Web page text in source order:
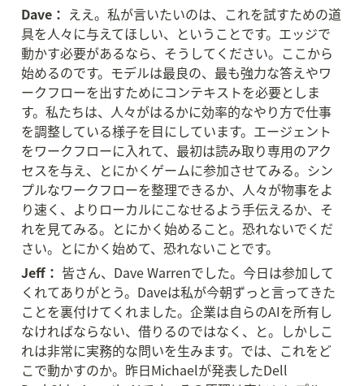
Dave： ええ。私が言いたいのは、これを試すための道
具を人々に与えてほしい、ということです。エッジで
動かす必要があるなら、そうしてください。ここから
始めるのです。モデルは最良の、最も強力な答えやワ
ークフローを出すためにコンテキストを必要としま
す。私たちは、人々がはるかに効率的なやり方で仕事
を調整している様子を目にしています。エージェント
をワークフローに入れて、最初は読み取り専用のアク
セスを与え、とにかくゲームに参加させてみる。シン
プルなワークフローを整理できるか、人々が物事をよ
り速く、よりローカルにこなせるよう手伝えるか、そ
れを見てみる。とにかく始めること。恐れないでくだ
さい。とにかく始めて、恐れないことです。
Jeff： 皆さん、Dave Warrenでした。今日は参加して
くれてありがとう。Daveは私が今朝ずっと言ってきた
ことを裏付けてくれました。企業は自らのAIを所有し
なければならない、借りるのではなく、と。しかしこ
れは非常に実務的な問いを生みます。では、これをど
こで動かすのか。昨日Michaelが発表したDell